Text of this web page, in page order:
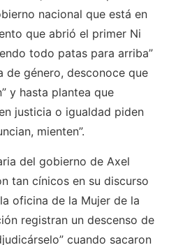
nacional que está en
que abrió el primer Ni
todo patas para arriba”
de género, desconoce que
y hasta plantea que
justicia o igualdad piden
mienten”.
del gobierno de Axel
tan cínicos en su discurso
oficina de la Mujer de la
registran un descenso de
cuando sacaron